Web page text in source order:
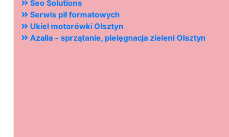
Seo Solutions
Serwis pił formatowych
Ukiel motorówki Olsztyn
Azalia - sprzątanie, pielęgnacja zieleni Olsztyn